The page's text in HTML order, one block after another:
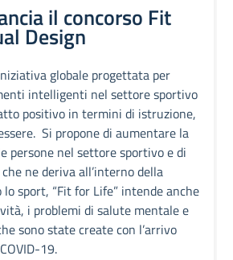
il concorso Fit
Design
globale progettata per
intelligenti nel settore sportivo
positivo in termini di istruzione,
Si propone di aumentare la
persone nel settore sportivo e di
ne deriva all’interno della
sport, “Fit for Life” intende anche
i problemi di salute mentale e
sono state create con l’arrivo
19.